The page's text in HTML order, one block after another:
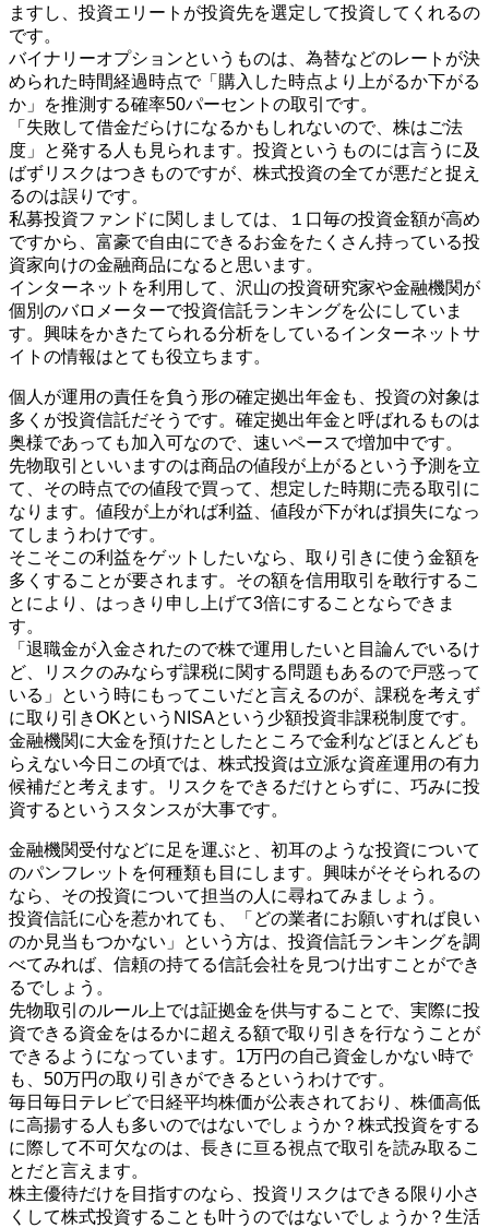
ますし、投資エリートが投資先を選定して投資してくれるの
です。
バイナリーオプションというものは、為替などのレートが決
められた時間経過時点で「購入した時点より上がるか下がる
か」を推測する確率50パーセントの取引です。
「失敗して借金だらけになるかもしれないので、株はご法
度」と発する人も見られます。投資というものには言うに及
ばずリスクはつきものですが、株式投資の全てが悪だと捉え
るのは誤りです。
私募投資ファンドに関しましては、１口毎の投資金額が高め
ですから、富豪で自由にできるお金をたくさん持っている投
資家向けの金融商品になると思います。
インターネットを利用して、沢山の投資研究家や金融機関が
個別のバロメーターで投資信託ランキングを公にしていま
す。興味をかきたてられる分析をしているインターネットサ
イトの情報はとても役立ちます。
個人が運用の責任を負う形の確定拠出年金も、投資の対象は
多くが投資信託だそうです。確定拠出年金と呼ばれるものは
奥様であっても加入可なので、速いペースで増加中です。
先物取引といいますのは商品の値段が上がるという予測を立
て、その時点での値段で買って、想定した時期に売る取引に
なります。値段が上がれば利益、値段が下がれば損失になっ
てしまうわけです。
そこそこの利益をゲットしたいなら、取り引きに使う金額を
多くすることが要されます。その額を信用取引を敢行するこ
とにより、はっきり申し上げて3倍にすることならできま
す。
「退職金が入金されたので株で運用したいと目論んでいるけ
ど、リスクのみならず課税に関する問題もあるので戸惑って
いる」という時にもってこいだと言えるのが、課税を考えず
に取り引きOKというNISAという少額投資非課税制度です。
金融機関に大金を預けたとしたところで金利などほとんども
らえない今日この頃では、株式投資は立派な資産運用の有力
候補だと考えます。リスクをできるだけとらずに、巧みに投
資するというスタンスが大事です。
金融機関受付などに足を運ぶと、初耳のような投資について
のパンフレットを何種類も目にします。興味がそそられるの
なら、その投資について担当の人に尋ねてみましょう。
投資信託に心を惹かれても、「どの業者にお願いすれば良い
のか見当もつかない」という方は、投資信託ランキングを調
べてみれば、信頼の持てる信託会社を見つけ出すことができ
るでしょう。
先物取引のルール上では証拠金を供与することで、実際に投
資できる資金をはるかに超える額で取り引きを行なうことが
できるようになっています。1万円の自己資金しかない時で
も、50万円の取り引きができるというわけです。
毎日毎日テレビで日経平均株価が公表されており、株価高低
に高揚する人も多いのではないでしょうか？株式投資をする
に際して不可欠なのは、長きに亘る視点で取引を読み取るこ
とだと言えます。
株主優待だけを目指すのなら、投資リスクはできる限り小さ
くして株式投資することも叶うのではないでしょうか？生活